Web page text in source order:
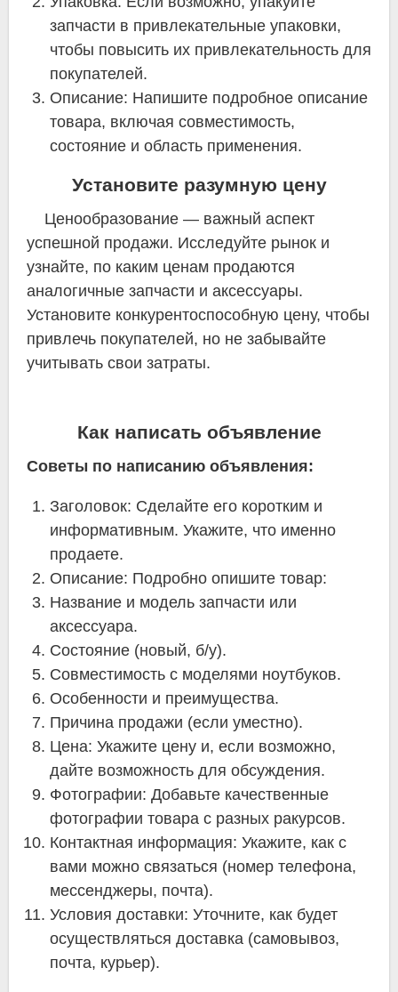
запчасти в привлекательные упаковки,
чтобы повысить их привлекательность для
покупателей.
Описание: Напишите подробное описание
товара, включая совместимость,
состояние и область применения.
Установите разумную цену
Ценообразование — важный аспект
успешной продажи. Исследуйте рынок и
узнайте, по каким ценам продаются
аналогичные запчасти и аксессуары.
Установите конкурентоспособную цену, чтобы
привлечь покупателей, но не забывайте
учитывать свои затраты.
Как написать объявление
Советы по написанию объявления:
Заголовок: Сделайте его коротким и
информативным. Укажите, что именно
продаете.
Описание: Подробно опишите товар:
Название и модель запчасти или
аксессуара.
Состояние (новый, б/у).
Совместимость с моделями ноутбуков.
Особенности и преимущества.
Причина продажи (если уместно).
Цена: Укажите цену и, если возможно,
дайте возможность для обсуждения.
Фотографии: Добавьте качественные
фотографии товара с разных ракурсов.
Контактная информация: Укажите, как с
вами можно связаться (номер телефона,
мессенджеры, почта).
Условия доставки: Уточните, как будет
осуществляться доставка (самовывоз,
почта, курьер).